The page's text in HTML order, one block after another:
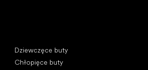
Dziewczęce buty
Chłopięce buty